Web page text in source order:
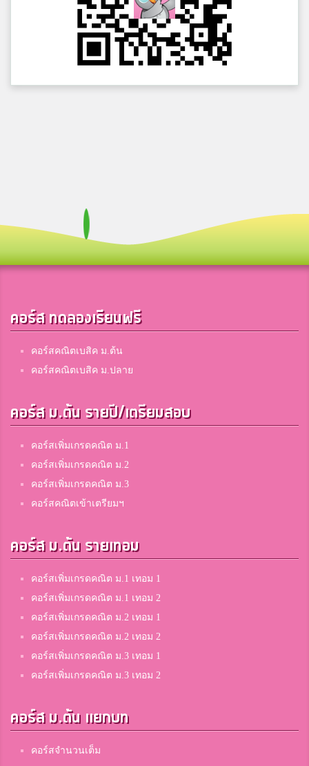
คอร์ส ทดลองเรียนฟรี
คอร์สคณิตเบสิค ม.ต้น
คอร์สคณิตเบสิค ม.ปลาย
คอร์ส ม.ต้น รายปี/เตรียมสอบ
คอร์สเพิ่มเกรดคณิต ม.1
คอร์สเพิ่มเกรดคณิต ม.2
คอร์สเพิ่มเกรดคณิต ม.3
คอร์สคณิตเข้าเตรียมฯ
คอร์ส ม.ต้น รายเทอม
คอร์สเพิ่มเกรดคณิต ม.1 เทอม 1
คอร์สเพิ่มเกรดคณิต ม.1 เทอม 2
คอร์สเพิ่มเกรดคณิต ม.2 เทอม 1
คอร์สเพิ่มเกรดคณิต ม.2 เทอม 2
คอร์สเพิ่มเกรดคณิต ม.3 เทอม 1
คอร์สเพิ่มเกรดคณิต ม.3 เทอม 2
คอร์ส ม.ต้น แยกบท
คอร์สจำนวนเต็ม